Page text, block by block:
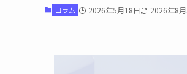
コラム 2026年5月18日 2026年8